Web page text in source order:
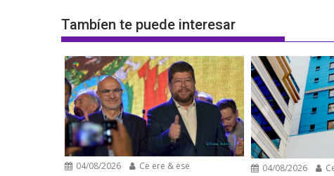
Tambíen te puede interesar
04/08/2026 Ce ere & ese 04/08/2026